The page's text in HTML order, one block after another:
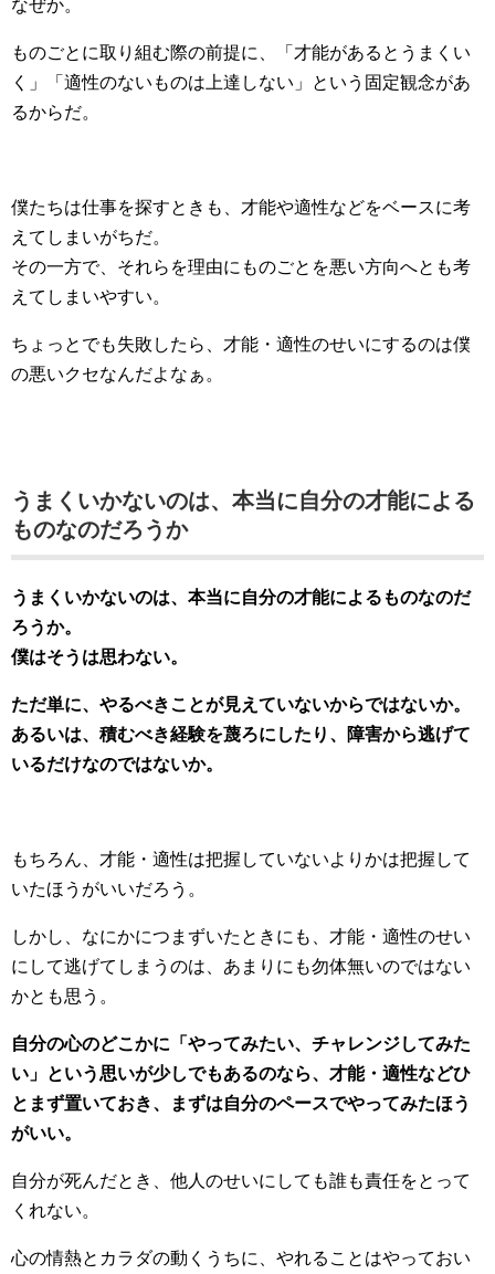
なぜか。
ものごとに取り組む際の前提に、「才能があるとうまくい
く」「適性のないものは上達しない」という固定観念があ
るからだ。
僕たちは仕事を探すときも、才能や適性などをベースに考
えてしまいがちだ。
その一方で、それらを理由にものごとを悪い方向へとも考
えてしまいやすい。
ちょっとでも失敗したら、才能・適性のせいにするのは僕
の悪いクセなんだよなぁ。
うまくいかないのは、本当に自分の才能による
ものなのだろうか
うまくいかないのは、本当に自分の才能によるものなのだ
ろうか。
僕はそうは思わない。
ただ単に、やるべきことが見えていないからではないか。
あるいは、積むべき経験を蔑ろにしたり、障害から逃げて
いるだけなのではないか。
もちろん、才能・適性は把握していないよりかは把握して
いたほうがいいだろう。
しかし、なにかにつまずいたときにも、才能・適性のせい
にして逃げてしまうのは、あまりにも勿体無いのではない
かとも思う。
自分の心のどこかに「やってみたい、チャレンジしてみた
い」という思いが少しでもあるのなら、才能・適性などひ
とまず置いておき、まずは自分のペースでやってみたほう
がいい。
自分が死んだとき、他人のせいにしても誰も責任をとって
くれない。
心の情熱とカラダの動くうちに、やれることはやっておい